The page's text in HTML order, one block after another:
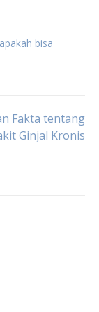
bisa
Fakta tentang
Ginjal Kronis